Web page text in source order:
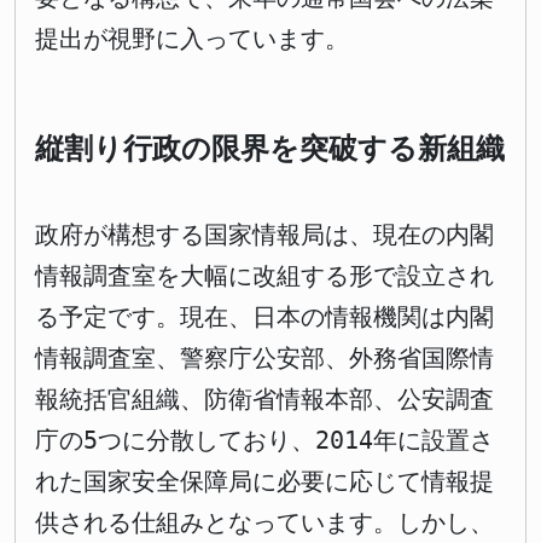
提出が視野に入っています。
縦割り行政の限界を突破する新組織
政府が構想する国家情報局は、現在の内閣
情報調査室を大幅に改組する形で設立され
る予定です。現在、日本の情報機関は内閣
情報調査室、警察庁公安部、外務省国際情
報統括官組織、防衛省情報本部、公安調査
庁の5つに分散しており、2014年に設置さ
れた国家安全保障局に必要に応じて情報提
供される仕組みとなっています。しかし、